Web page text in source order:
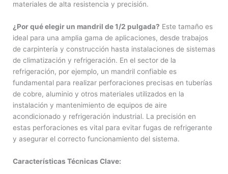
materiales de alta resistencia y precisión.
¿Por qué elegir un mandril de 1/2 pulgada? Este tamaño es
ideal para una amplia gama de aplicaciones, desde trabajos
de carpintería y construcción hasta instalaciones de sistemas
de climatización y refrigeración. En el sector de la
refrigeración, por ejemplo, un mandril confiable es
fundamental para realizar perforaciones precisas en tuberías
de cobre, aluminio y otros materiales utilizados en la
instalación y mantenimiento de equipos de aire
acondicionado y refrigeración industrial. La precisión en
estas perforaciones es vital para evitar fugas de refrigerante
y asegurar el correcto funcionamiento del sistema.
Características Técnicas Clave: